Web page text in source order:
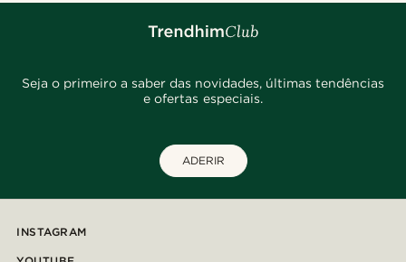
Seja o primeiro a saber das novidades, últimas tendências
e ofertas especiais.
ADERIR
INSTAGRAM